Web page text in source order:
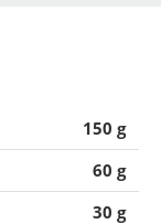
150 g
60 g
30 g